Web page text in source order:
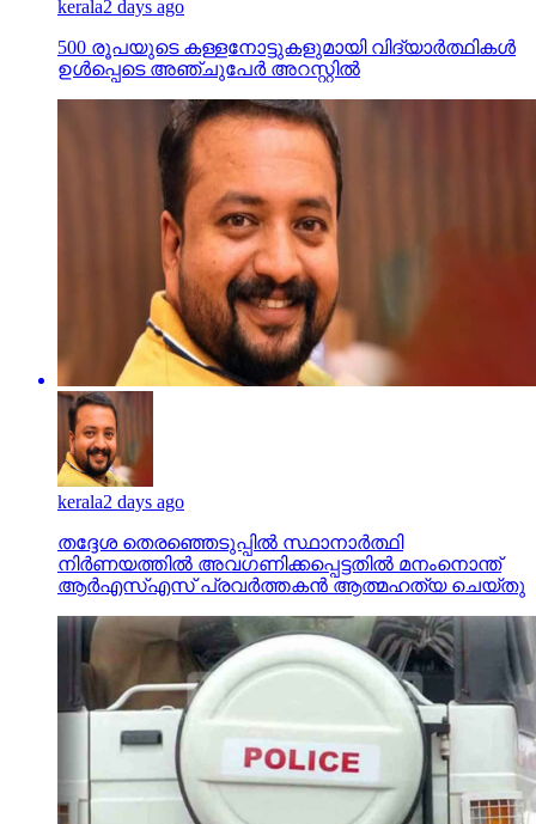
kerala2 days ago
500 രൂപയുടെ കള്ളനോട്ടുകളുമായി വിദ്യാര്‍ത്ഥികള്‍
ഉള്‍പ്പെടെ അഞ്ചുപേര്‍ അറസ്റ്റില്‍
kerala2 days ago
തദ്ദേശ തെരഞ്ഞെടുപ്പില്‍ സ്ഥാനാര്‍ത്ഥി
നിര്‍ണയത്തില്‍ അവഗണിക്കപ്പെട്ടതില്‍ മനംനൊന്ത്
ആര്‍എസ്എസ് പ്രവര്‍ത്തകന്‍ ആത്മഹത്യ ചെയ്തു